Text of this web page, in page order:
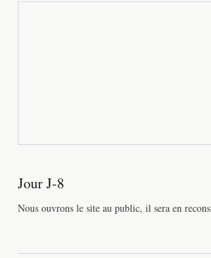
Jour J-8
Nous ouvrons le site au public, il sera en